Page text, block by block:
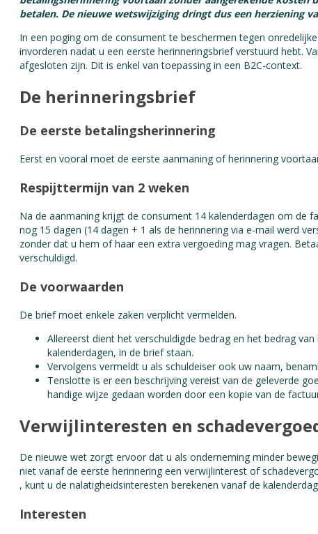
betalen. De nieuwe wetswijziging dringt dus een herziening
In een poging om de consument te beschermen tegen
invorderen nadat u een eerste herinneringsbrief verstuurd hebt.
afgesloten zijn. Dit is enkel van toepassing in een B2C-context.
De herinneringsbrief
De eerste betalingsherinnering
Eerst en vooral moet de eerste aanmaning of herinnering
Respijttermijn van 2 weken
Na de aanmaning krijgt de consument 14 kalenderdagen om de
nog 15 dagen (14 dagen + 1 als de herinnering via e-mail werd
zonder dat u hem of haar een extra vergoeding mag vragen.
verschuldigd.
De voorwaarden
De brief moet enkele zaken verplicht vermelden.
Allereerst dient het verschuldigde bedrag en het bedrag
kalenderdagen, in de brief staan.
Vervolgens vermeldt u als schuldeiser ook uw naam,
Tenslotte is er een beschrijving vereist van de geleverde
handige wijze gedaan worden door een kopie van de
Verwijlinteresten en
De nieuwe wet zorgt ervoor dat u als onderneming minder
niet vanaf de eerste herinnering een verwijlinterest of
, kunt u de nalatigheidsinteresten berekenen vanaf de
Interesten